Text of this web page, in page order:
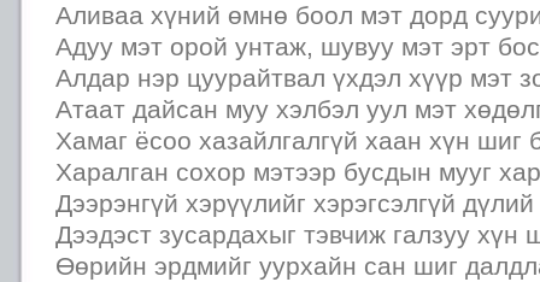
Аливаа хүний өмнө боол мэт дорд
Адуу мэт орой унтаж, шувуу мэт эрт
Алдар нэр цуурайтвал үхдэл хүүр мэт
Атаат дайсан муу хэлбэл уул мэт
Хамаг ёсоо хазайлгалгүй хаан хүн шиг
Харалган сохор мэтээр бусдын мууг
Дээрэнгүй хэрүүлийг хэрэгсэлгүй
Дээдэст зусардахыг тэвчиж галзуу хүн
Өөрийн эрдмийг уурхайн сан шиг